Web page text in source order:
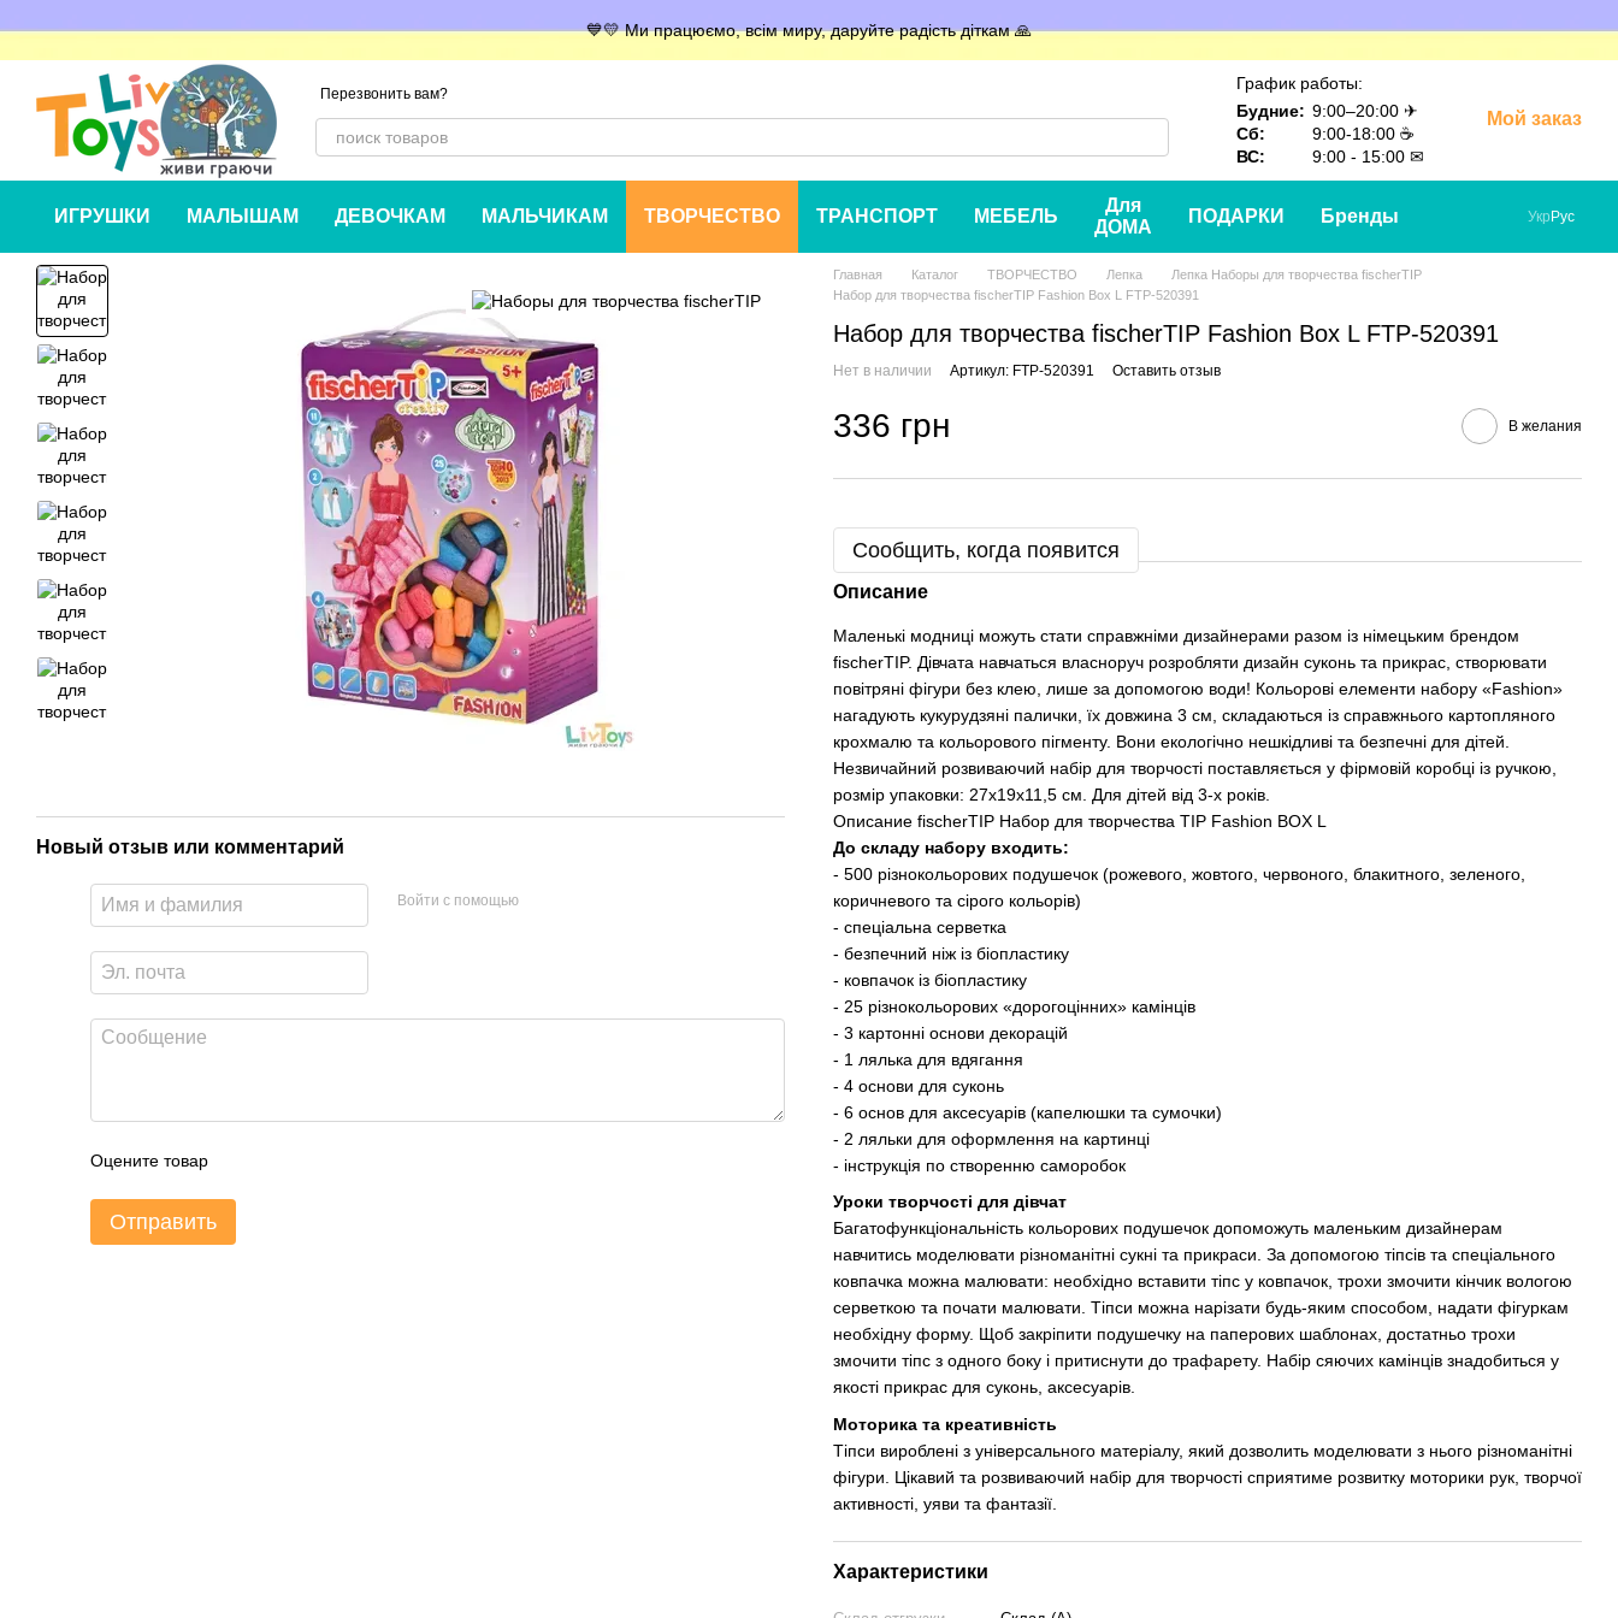
💙💛 Ми працюємо, всім миру, даруйте радість діткам 🙏
Перезвонить вам?
График работы:
Будние: 9:00–20:00 ✈
Сб:
9:00-18:00 ☕
ВС:
9:00 - 15:00 ✉
Мой заказ
ИГРУШКИ МАЛЫШАМ ДЕВОЧКАМ МАЛЬЧИКАМ ТВОРЧЕСТВО ТРАНСПОРТ МЕБЕЛЬ
Для
ДОМА
ПОДАРКИ Бренды Укр Рус
Новый отзыв или комментарий
Войти с помощью
Оцените товар
Отправить
Главная Каталог ТВОРЧЕСТВО Лепка
Лепка Наборы для творчества fischerTIP
Набор для творчества fischerTIP Fashion Box L FTP-520391
Набор для творчества fischerTIP Fashion Box L FTP-520391
Нет в наличии Артикул: FTP-520391 Оставить отзыв
336 грн В желания
Сообщить, когда появится
Описание
Маленькі модниці можуть стати справжніми дизайнерами разом із німецьким брендом
fischerTIP. Дівчата навчаться власноруч розробляти дизайн суконь та прикрас, створювати
повітряні фігури без клею, лише за допомогою води! Кольорові елементи набору «Fashion»
нагадують кукурудзяні палички, їх довжина 3 см, складаються із справжнього картопляного
крохмалю та кольорового пігменту. Вони екологічно нешкідливі та безпечні для дітей.
Незвичайний розвиваючий набір для творчості поставляється у фірмовій коробці із ручкою,
розмір упаковки: 27х19х11,5 см. Для дітей від 3-х років.
Описание fischerTIP Набор для творчества TIP Fashion BOX L
До складу набору входить:
- 500 різнокольорових подушечок (рожевого, жовтого, червоного, блакитного, зеленого,
коричневого та сірого кольорів)
- спеціальна серветка
- безпечний ніж із біопластику
- ковпачок із біопластику
- 25 різнокольорових «дорогоцінних» камінців
- 3 картонні основи декорацій
- 1 лялька для вдягання
- 4 основи для суконь
- 6 основ для аксесуарів (капелюшки та сумочки)
- 2 ляльки для оформлення на картинці
- інструкція по створенню саморобок
Уроки творчості для дівчат
Багатофункціональність кольорових подушечок допоможуть маленьким дизайнерам
навчитись моделювати різноманітні сукні та прикраси. За допомогою тіпсів та спеціального
ковпачка можна малювати: необхідно вставити тіпс у ковпачок, трохи змочити кінчик вологою
серветкою та почати малювати. Тіпси можна нарізати будь-яким способом, надати фігуркам
необхідну форму. Щоб закріпити подушечку на паперових шаблонах, достатньо трохи
змочити тіпс з одного боку і притиснути до трафарету. Набір сяючих камінців знадобиться у
якості прикрас для суконь, аксесуарів.
Моторика та креативність
Тіпси вироблені з універсального матеріалу, який дозволить моделювати з нього різноманітні
фігури. Цікавий та розвиваючий набір для творчості сприятиме розвитку моторики рук, творчої
активності, уяви та фантазії.
Характеристики